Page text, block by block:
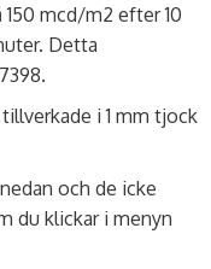
mcd/m2 efter 10
Detta
i 1 mm tjock
och de icke
du klickar i menyn